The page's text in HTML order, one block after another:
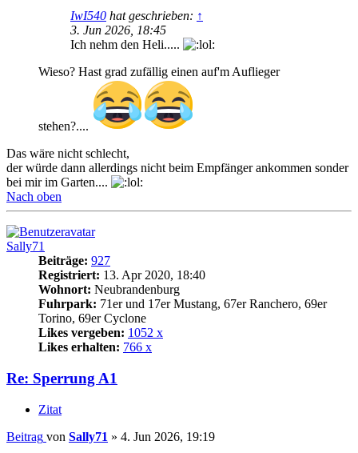
IwI540 hat geschrieben: ↑
3. Jun 2026, 18:45
Ich nehm den Heli.....
Wieso? Hast grad zufällig einen auf'm Auflieger
stehen?....
Das wäre nicht schlecht,
der würde dann allerdings nicht beim Empfänger ankommen sonder
bei mir im Garten....
Nach oben
Sally71
Beiträge: 927
Registriert: 13. Apr 2020, 18:40
Wohnort: Neubrandenburg
Fuhrpark: 71er und 17er Mustang, 67er Ranchero, 69er
Torino, 69er Cyclone
Likes vergeben: 1052 x
Likes erhalten: 766 x
Re: Sperrung A1
Zitat
Beitrag von Sally71 » 4. Jun 2026, 19:19